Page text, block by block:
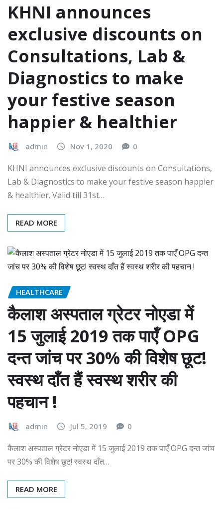
KHNI announces
exclusive discounts on
Consultations, Lab &
Diagnostics to make
your festive season
happier & healthier
admin Nov 1, 2020 0
KHNI announces exclusive discounts on Consultations,
Lab & Diagnostics to make your festive season happier
& healthier. Valid till 31st…
READ MORE
HEALTHCARE
कैलाश अस्पताल ग्रेटर नोएडा में
15 जुलाई 2019 तक पाएँ OPG
दन्त जांच पर 30% की विशेष छूट!
स्वस्थ दाँत हैं स्वस्थ शरीर की
पहचान !
admin Jul 5, 2019 0
कैलाश अस्पताल ग्रेटर नोएडा में 15 जुलाई 2019 तक पाएँ OPG दन्त जांच
पर 30% की विशेष छूट! स्वस्थ दाँत…
READ MORE